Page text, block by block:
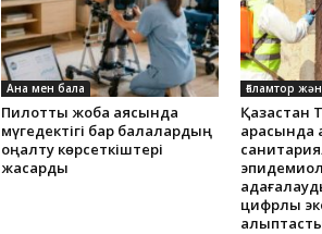
Ана мен бала
Пилоттық жоба аясында
мүгедектігі бар балалардың
оңалту көрсеткіштері
жақсарды
Ғаламтор
Қазақстан
арасында
цифрлық